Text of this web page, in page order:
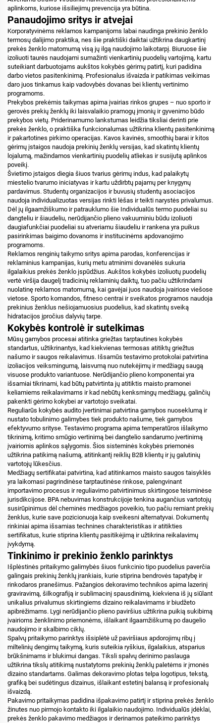
aplinkoms, kuriose išsiliejimų prevencija yra būtina.
Panaudojimo sritys ir atvejai
Korporatyvinėms reklamos kampanijoms labai naudinga prekinio ženklo
termosų dalijimo praktika, nes šie praktiški daiktai užtikrina daugkartinį
prekės ženklo matomumą visą jų ilgą naudojimo laikotarpį. Biuruose šie
izoliuoti taurės naudojami sumažinti vienkartinių puodelių vartojimą, kartu
suteikiant darbuotojams aukštos kokybės gėrimų patirtį, kuri padidina
darbo vietos pasitenkinimą. Profesionalus išvaizda ir patikimas veikimas
daro juos tinkamus kaip vadovybės dovanas bei klientų vertinimo
programoms.
Prekybos prekėmis taikymas apima įvairias rinkos grupes – nuo sporto ir
gerovės prekių ženklų iki laisvalaikio pramogų įmonių ir gyvenimo būdo
prekybos vietų. Priderinamumo lankstumas leidžia tiksliai derinti prie
prekės ženklo, o praktiška funkcionalumas užtikrina klientų pasitenkinimą
ir pakartotines pirkimo operacijas. Kavos kavinės, smoothių barai ir kitos
gėrimų įstaigos naudoja prekinių ženklų versijas, kad skatintų klientų
lojalumą, mažindamos vienkartinių puodelių atliekas ir susijutą aplinkos
poveikį.
Švietimo įstaigos diegia šiuos tvarius gėrimų indus, kad palaikytų
miestelio tvarumo iniciatyvas ir kartu uždirbtų pajamų per knygynų
pardavimus. Studentų organizacijos ir buvusių studentų asociacijos
naudoja individualizuotas versijas rinkti lėšas ir teikti narystės privalumus.
Dėl jų ilgaamžiškumo ir patrauklumo šie Individualūs termo puodeliai su
dangteliu ir šiaudeliu, nerūdijančio plieno vakuuminiu būdu izoliuoti
daugiafunkčiai puodeliai su atveriamu šiaudeliu ir rankena yra puikus
pasirinkimas baigimo dovanoms ir institucinėms apdovanojimo
programoms.
Reklamos renginių taikymo sritys apima parodas, konferencijas ir
reklaminius kampanijas, kurių metu atminimi dovanėlės sukuria
ilgalaikius prekės ženklo įspūdžius. Aukštos kokybės izoliuotų puodelių
vertė viršija daugelį tradicinių reklaminių daiktų, tuo pačiu užtikrindami
nuolatinę reklamos matomumą, kai gavėjai juos naudoja įvairiose viešose
vietose. Sporto komandos, fitneso centrai ir sveikatos programos naudoja
prekinius ženklus nešiojamuosius puodelius, kad skatintų sveiką
hidratacijos įpročius dalyvių tarpe.
Kokybės kontrolė ir sutelkimas
Mūsų gamybos procesai atitinka griežtas tarptautines kokybės
standartus, užtikrinantys, kad kiekvienas termosas atitiktų griežtus
našumo ir saugos reikalavimus. Išsamūs testavimo protokolai patvirtina
izoliacijos veiksmingumą, laisvumą nuo nutekėjimų ir medžiagų saugą
visuose produkto variantuose. Nerūdijančio plieno komponentai yra
išsamiai tikrinami, kad būtų patvirtinta jų atitiktis maisto pramonei
keliamiems reikalavimams ir kad nebūtų kenksmingų medžiagų, galinčių
pakenkti gėrimo kokybei ar vartotojo sveikatai.
Reguliarūs kokybės audito įvertinimai patvirtina gamybos nuoseklumą ir
nustato tobulinimo galimybes tiek produkto našume, tiek gamybos
efektyvumo srityse. Testavimo programa apima temperatūros išlaikymo
tikrinimą, kritimo smūgio vertinimą bei dangtelio sandarumo įvertinimą
įvairiomis aplinkos sąlygomis. Šios sisteminės kokybės priemonės
užtikrina patikimą našumą, atitinkantį reiklių B2B klientų ir jų galutinių
vartotojų lūkesčius.
Medžiagų sertifikatai patvirtina, kad atitinkamos maisto saugos taisyklės
yra laikomasi pagrindinėse tarptautinėse rinkose, palengvinant
importavimo procesus ir reguliavimo patvirtinimus skirtingose teisminėse
jurisdikcijose. BPA nebuvimas konstrukcijoje tenkina augančius vartotojų
susirūpinimus dėl cheminės medžiagos poveikio, tuo pačiu remiant prekių
ženklus, kurie save pozicionuoja kaip sveikesni alternatyvai. Dokumentų
rinkiniai apima išsamias technines charakteristikas ir atitikties
sertifikatus, kurie stiprina klientų pasitikėjimą ir užtikrina reikalavimų
įvykdymą.
Tinkinimo ir prekinio ženklo parinktys
Išplėstinės pritaikymo galimybės šiuos funkcinio tipo puodelius paverčia
galingais prekinių ženklų įrankiais, kurie stiprina bendrovės tapatybę ir
rinkodaros pranešimus. Pažangios dekoravimo technikos apima lazerinį
graviravimą, šilkografiją ir sublimacinį spausdinimą, kiekviena iš jų siūlant
unikalius privalumus skirtingiems dizaino reikalavimams ir biudžeto
apibrėžimams. Lygi nerūdijančio plieno paviršius užtikrina puikią sukibimą
įvairioms ženklinimo priemonėms, išlaikant ilgaamžiškumą po daugelio
naudojimo ir skalbimo ciklų.
Spalvų pritaikymo parinktys išsiplėtė už paviršiaus apdorojimų ribų į
miltelinių dengimų taikymą, kuris suteikia ryškius, ilgalaikius, atsparius
brūkšnimams ir blukimui dangas. Tiksli spalvų derinimo paslauga
užtikrina tikslų atitikimą nustatytoms prekinių ženklų paletėms ir įmonės
dizaino standartams. Galimas dekoravimo plotas telpa logotipus, tekstą,
grafiką bei sudėtingus dizainus, išlaikant estetinį balansą ir profesionalų
išvaizdą.
Pakavimo pritaikymas padidina išpakavimo patirtį ir stiprina prekės ženklo
žinutes nuo pirmojo kontakto iki ilgalaikio naudojimo. Individualūs įdėklai,
prekės ženklo pakavimo medžiagos ir derinamos pateikimo parinktys